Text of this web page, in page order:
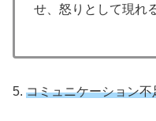
せ、怒りとして現れ
5. コミュニケーション不